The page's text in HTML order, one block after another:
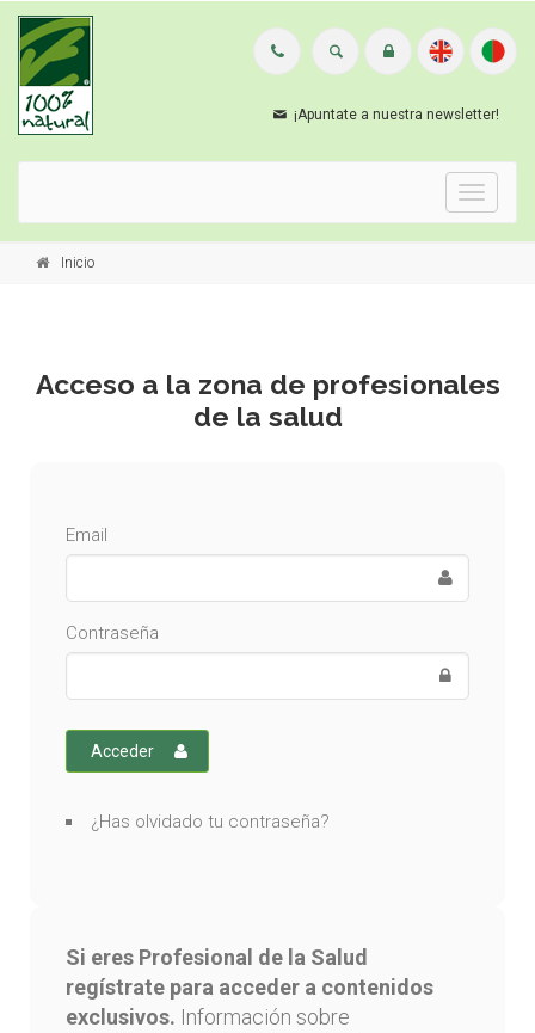
¡Apuntate a nuestra newsletter!
Menu
Inicio
Acceso a la zona de profesionales
de la salud
Email
Contraseña
Acceder
¿Has olvidado tu contraseña?
Si eres Profesional de la Salud
regístrate para acceder a contenidos
exclusivos. Información sobre